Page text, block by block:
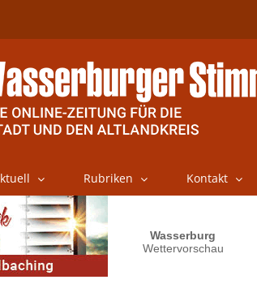
Rubriken Kontakt